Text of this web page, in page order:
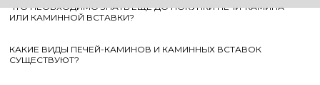
ЧТО НЕОБХОДИМО ЗНАТЬ ЕЩЁ ДО ПОКУПКИ ПЕЧИ-КАМИНА
ИЛИ КАМИННОЙ ВСТАВКИ?
КАКИЕ ВИДЫ ПЕЧЕЙ-КАМИНОВ И КАМИННЫХ ВСТАВОК
СУЩЕСТВУЮТ?